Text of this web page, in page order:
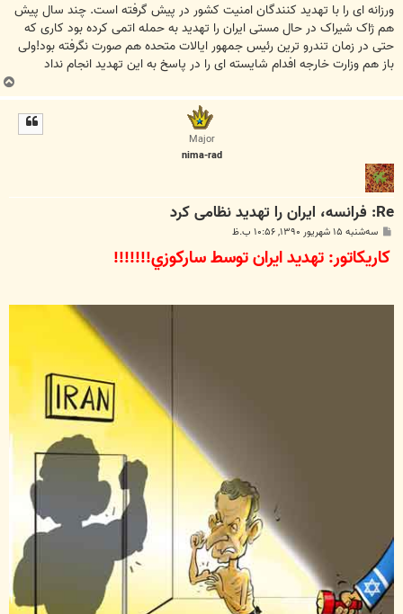
ورزانه ای را با تهدید کنندگان امنیت کشور در پیش گرفته است. چند سال پیش
هم ژاک شیراک در حال مستی ایران را تهدید به حمله اتمی کرده بود کاری که
حتی در زمان تندرو ترین رئیس جمهور ایالات متحده هم صورت نگرفته بود!ولی
باز هم وزارت خارجه افدام شایسته ای را در پاسخ به این تهدید انجام نداد
ب
ا
Major
nima-rad
Re: فرانسه، ایران را تهدید نظامی کرد
پ
ت
سه‌شنبه ۱۵ شهریور ۱۳۹۰, ۱۰:۵۶ ب.ظ
کاریکاتور: تهديد ايران توسط ساركوزي!!!!!!!